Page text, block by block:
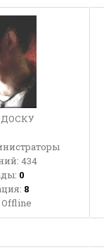
434
0
8
Offline